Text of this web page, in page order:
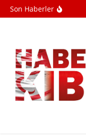
İçeriğe atla
Son Haberler